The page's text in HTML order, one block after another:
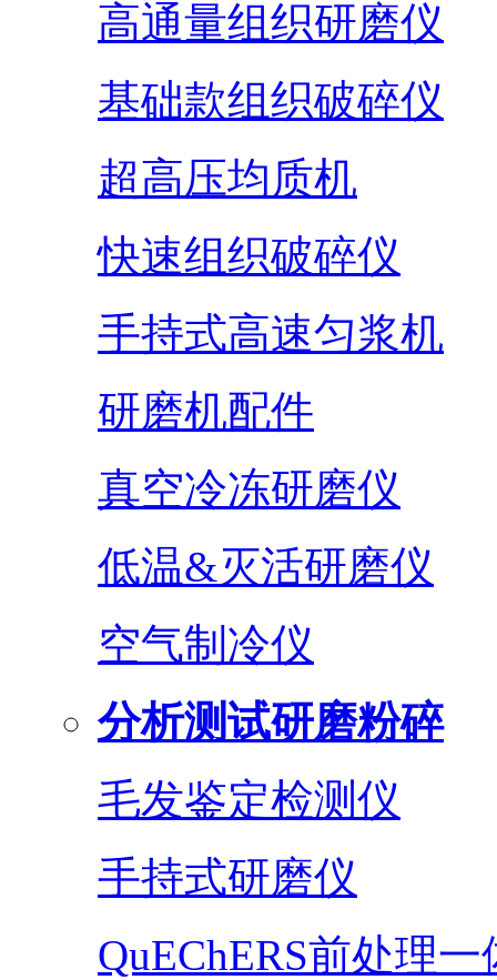
高通量组织研磨仪
基础款组织破碎仪
超高压均质机
快速组织破碎仪
手持式高速匀浆机
研磨机配件
真空冷冻研磨仪
低温&灭活研磨仪
空气制冷仪
分析测试研磨粉碎
毛发鉴定检测仪
手持式研磨仪
QuEChERS前处理一